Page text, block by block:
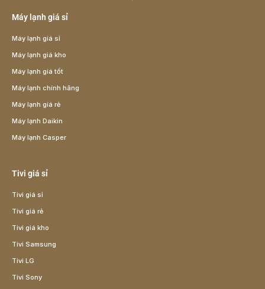
Máy lạnh giá sỉ
Máy lạnh giá sỉ
Máy lạnh giá kho
Máy lạnh giá tốt
Máy lạnh chính hãng
Máy lạnh giá rẻ
Máy lạnh Daikin
Máy lạnh Casper
Tivi giá sỉ
Tivi giá sỉ
Tivi giá rẻ
Tivi giá kho
Tivi Samsung
Tivi LG
Tivi Sony